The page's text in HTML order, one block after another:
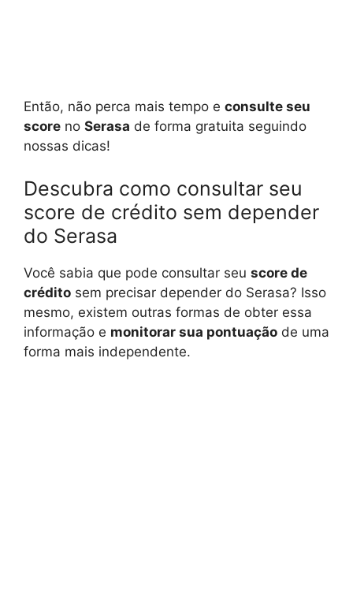
Então, não perca mais tempo e consulte seu
score no Serasa de forma gratuita seguindo
nossas dicas!
Descubra como consultar seu
score de crédito sem depender
do Serasa
Você sabia que pode consultar seu score de
crédito sem precisar depender do Serasa? Isso
mesmo, existem outras formas de obter essa
informação e monitorar sua pontuação de uma
forma mais independente.